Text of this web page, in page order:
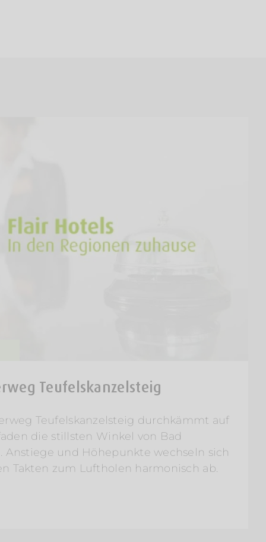
Teufelskanzelsteig
Teufelskanzelsteig durchkämmt auf
die stillsten Winkel von Bad
Anstiege und Höhepunkte wechseln sich
Takten zum Luftholen harmonisch ab.